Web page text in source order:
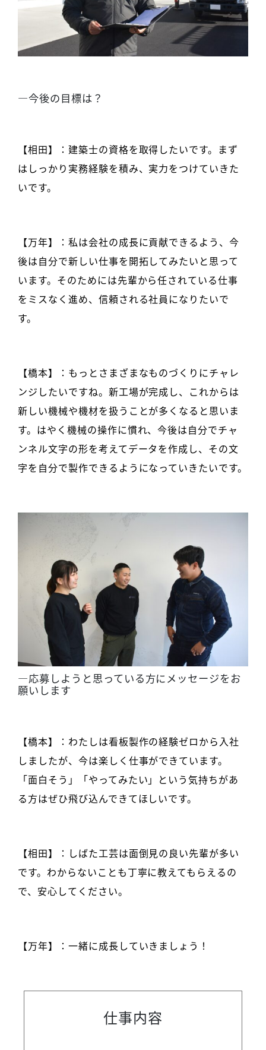
―今後の目標は？
【相田】：建築士の資格を取得したいです。まず
はしっかり実務経験を積み、実力をつけていきた
いです。
【万年】：私は会社の成長に貢献できるよう、今
後は自分で新しい仕事を開拓してみたいと思って
います。そのためには先輩から任されている仕事
をミスなく進め、信頼される社員になりたいで
す。
【橋本】：もっとさまざまなものづくりにチャレ
ンジしたいですね。新工場が完成し、これからは
新しい機械や機材を扱うことが多くなると思いま
す。はやく機械の操作に慣れ、今後は自分でチャ
ンネル文字の形を考えてデータを作成し、その文
字を自分で製作できるようになっていきたいです。
―応募しようと思っている方にメッセージをお
願いします
【橋本】：わたしは看板製作の経験ゼロから入社
しましたが、今は楽しく仕事ができています。
「面白そう」「やってみたい」という気持ちがあ
る方はぜひ飛び込んできてほしいです。
【相田】：しばた工芸は面倒見の良い先輩が多い
です。わからないことも丁寧に教えてもらえるの
で、安心してください。
【万年】：一緒に成長していきましょう！
仕事内容